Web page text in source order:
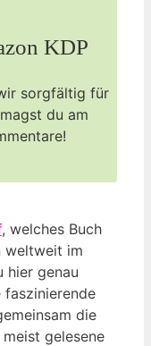
KDP
⁣sorgfältig für
du am
,⁤ welches Buch
⁤weltweit ‌im
hier genau
⁤faszinierende⁤
die
⁢gelesene